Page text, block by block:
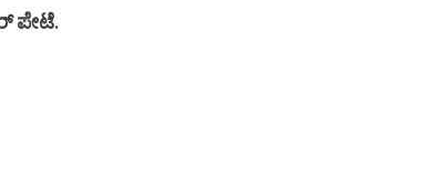
ಪೇಟೆ.